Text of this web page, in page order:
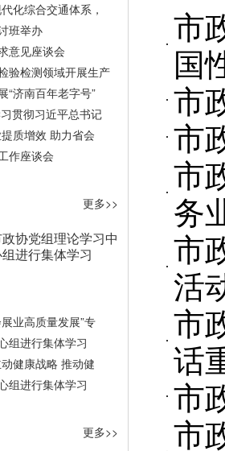
化综合交通体系，
班举办
意见座谈会
验检测领域开展生产
“济南百年老字号”
贯彻习近平总书记
质增效 助力省会
作座谈会
更多>>
协党组理论学习中
进行集体学习
业高质量发展”专
组进行集体学习
健康战略 推动健
组进行集体学习
更多>>
市
国
市
市
市
务
市
活
市
话
市
市